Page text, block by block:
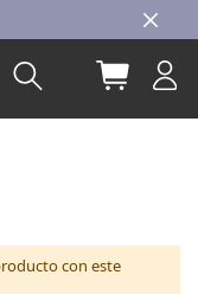
Buscar Mi
con este